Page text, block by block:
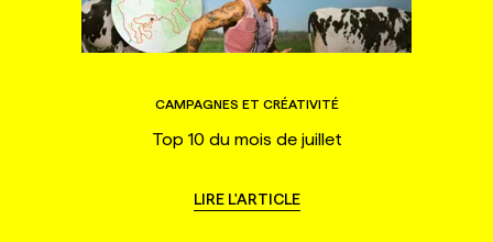
CAMPAGNES ET CRÉATIVITÉ
Top 10 du mois de juillet
LIRE L'ARTICLE